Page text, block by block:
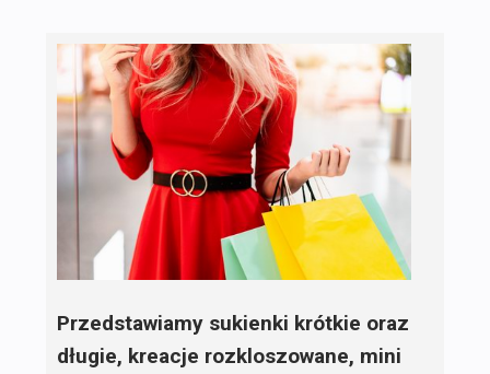
Przedstawiamy sukienki krótkie oraz
długie, kreacje rozkloszowane, mini